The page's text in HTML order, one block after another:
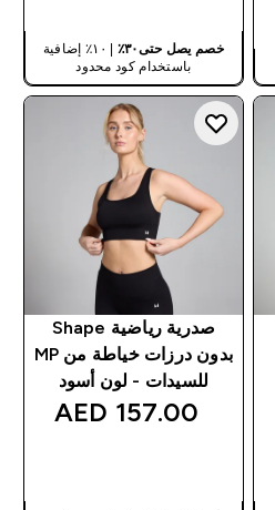
خصم يصل حتى٣٠٪
| ١٠٪ إضافية
باستخدام كود محدود
صدرية رياضية Shape
بدون درزات خياطة من MP
للسيدات - لون أسود
157.00 AED‎